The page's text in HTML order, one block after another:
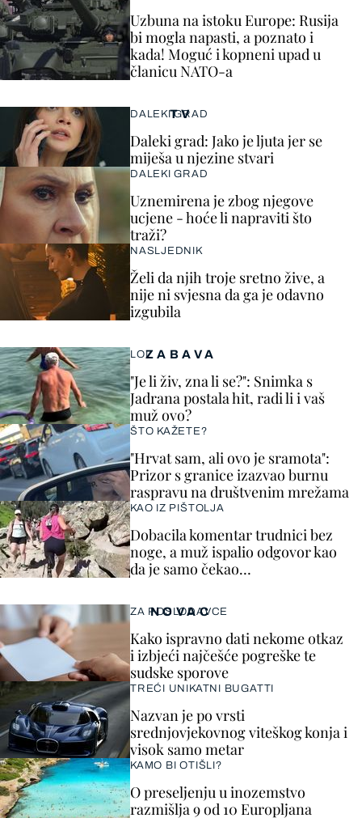
Uzbuna na istoku Europe: Rusija
bi mogla napasti, a poznato i
kada! Moguć i kopneni upad u
članicu NATO-a
ZABAVA
LOL
"Je li živ, zna li se?": Snimka s
Jadrana postala hit, radi li i vaš
muž ovo?
ŠTO KAŽETE?
"Hrvat sam, ali ovo je sramota":
Prizor s granice izazvao burnu
raspravu na društvenim mrežama
KAO IZ PIŠTOLJA
Dobacila komentar trudnici bez
noge, a muž ispalio odgovor kao
da je samo čekao…
TV
DALEKI GRAD
Daleki grad: Jako je ljuta jer se
miješa u njezine stvari
DALEKI GRAD
Uznemirena je zbog njegove
ucjene - hoće li napraviti što
traži?
NASLJEDNIK
Želi da njih troje sretno žive, a
nije ni svjesna da ga je odavno
izgubila
NOVAC
ZA POSLODAVCE
Kako ispravno dati nekome otkaz
i izbjeći najčešće pogreške te
sudske sporove
TREĆI UNIKATNI BUGATTI
Nazvan je po vrsti
srednjovjekovnog viteškog konja i
visok samo metar
KAMO BI OTIŠLI?
O preseljenju u inozemstvo
razmišlja 9 od 10 Europljana